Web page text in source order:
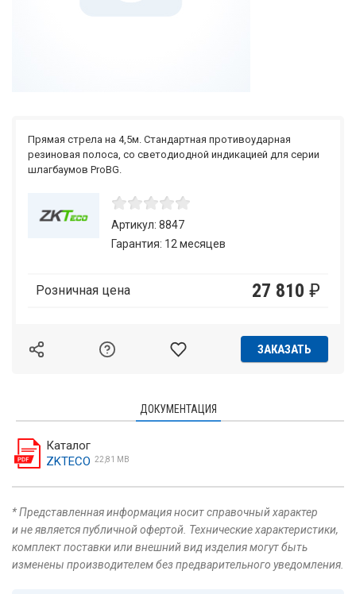
Прямая стрела на 4,5м. Стандартная противоударная
резиновая полоса, со светодиодной индикацией для серии
шлагбаумов ProBG.
Артикул: 8847
Гарантия: 12 месяцев
Розничная цена 27 810 ₽
ЗАКАЗАТЬ
ДОКУМЕНТАЦИЯ
Каталог
ZKTECO 22,81 MB
* Представленная информация носит справочный характер
и не является публичной офертой. Технические характеристики,
комплект поставки или внешний вид изделия могут быть
изменены производителем без предварительного уведомления.